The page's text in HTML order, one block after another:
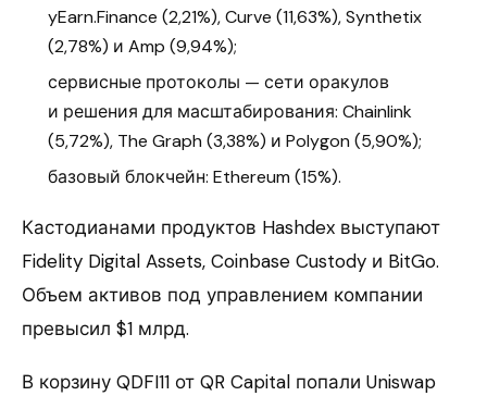
yEarn.Finance (2,21%), Curve (11,63%), Synthetix
(2,78%) и Amp (9,94%);
сервисные протоколы — сети оракулов
и решения для масштабирования: Chainlink
(5,72%), The Graph (3,38%) и Polygon (5,90%);
базовый блокчейн: Ethereum (15%).
Кастодианами продуктов Hashdex выступают
Fidelity Digital Assets, Coinbase Custody и BitGo.
Объем активов под управлением компании
превысил $1 млрд.
В корзину QDFI11 от QR Capital попали Uniswap